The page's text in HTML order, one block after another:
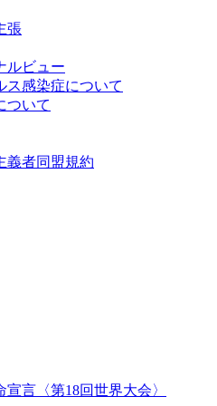
張
ルビュー
ス感染症について
ついて
義者同盟規約
言〈第18回世界大会〉